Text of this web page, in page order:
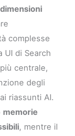
complesse
UI di Search
centrale,
degli
riassunti AI.
memorie
, mentre il